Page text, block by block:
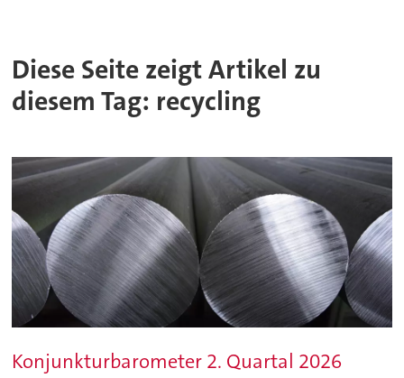
Diese Seite zeigt Artikel zu
diesem Tag: recycling
Konjunkturbarometer 2. Quartal 2026